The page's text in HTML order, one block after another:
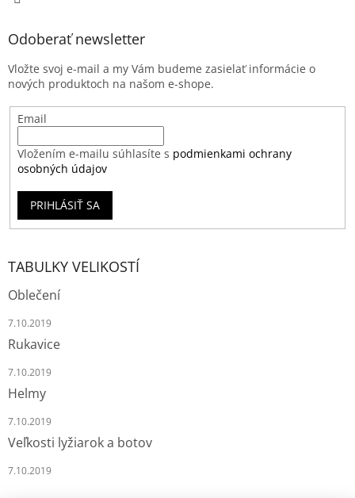
Odoberať newsletter
Vložte svoj e-mail a my Vám budeme zasielať informácie o
nových produktoch na našom e-shope.
Email
Vložením e-mailu súhlasíte s podmienkami ochrany
osobných údajov
PRIHLÁSIŤ SA
TABULKY VELIKOSTÍ
Oblečení
7.10.2019
Rukavice
7.10.2019
Helmy
7.10.2019
Veľkosti lyžiarok a botov
7.10.2019